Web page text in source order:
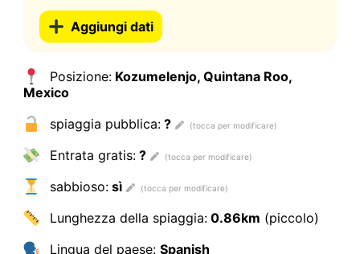
Aggiungi dati
Posizione:Kozumelenjo, Quintana Roo,
Mexico
spiaggia pubblica:?
Entrata gratis:?
sabbioso:sì
Lunghezza della spiaggia:0.86km (piccolo)
Lingua del paese: Spanish